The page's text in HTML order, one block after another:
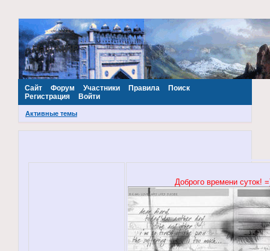
~Наш МИР~
Сайт Форум Участники Правила
Поиск
Регистрация
Войти
Активные темы
Доброго времени суток!